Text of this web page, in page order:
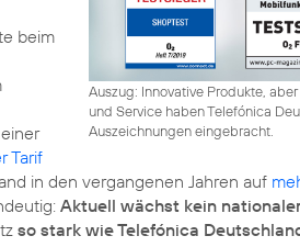
Auszug: Innovative Produkte,
und Service haben Telefónica
Auszeichnungen eingebracht.
beim
Tarif
in den vergangenen Jahren auf
Aktuell wächst kein
so stark wie Telefónica